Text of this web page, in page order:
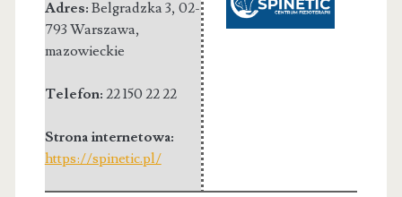
Adres: Belgradzka 3, 02-
793 Warszawa,
mazowieckie
Telefon: 22 150 22 22
Strona internetowa:
https://spinetic.pl/